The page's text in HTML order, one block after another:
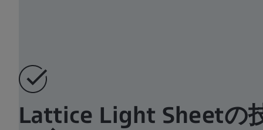
Lattice Light Sheetの